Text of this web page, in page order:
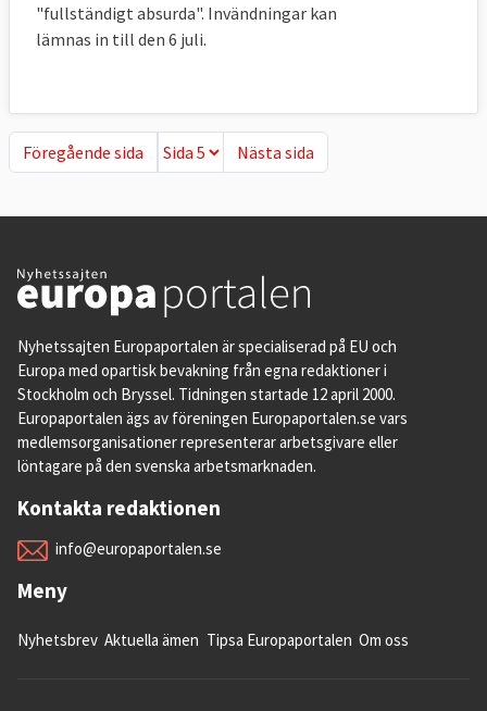
"fullständigt absurda". Invändningar kan
lämnas in till den 6 juli.
Föregående sida
Föregående sida Nästa sida
Nästa sida
Nyhetssajten Europaportalen är specialiserad på EU och
Europa med opartisk bevakning från egna redaktioner i
Stockholm och Bryssel. Tidningen startade 12 april 2000.
Europaportalen ägs av föreningen Europaportalen.se vars
medlemsorganisationer representerar arbetsgivare eller
löntagare på den svenska arbetsmarknaden.
Kontakta redaktionen
info@europaportalen.se
Meny
Nyhetsbrev Aktuella ämen Tipsa Europaportalen Om oss